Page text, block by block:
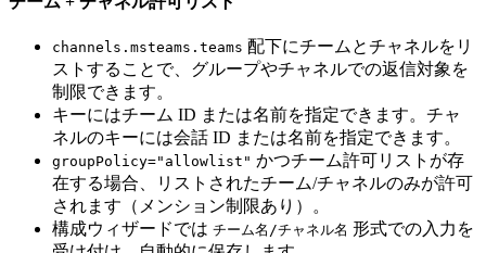
channels.msteams.teams 配下にチームとチャネルをリ
ストすることで、グループやチャネルでの返信対象を
制限できます。
キーにはチーム ID または名前を指定できます。チャ
ネルのキーには会話 ID または名前を指定できます。
groupPolicy="allowlist" かつチーム許可リストが存
在する場合、リストされたチーム/チャネルのみが許可
されます（メンション制限あり）。
構成ウィザードでは チーム名/チャネル名 形式での入力を